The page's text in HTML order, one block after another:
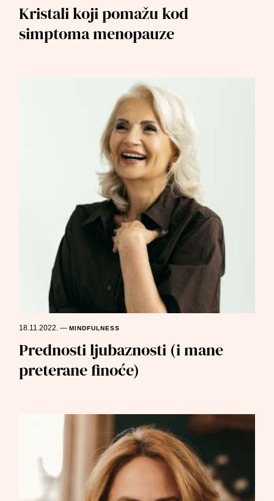
Kristali koji pomažu kod
simptoma menopauze
18.11.2022.—MINDFULNESS
Prednosti ljubaznosti (i mane
preterane finoće)